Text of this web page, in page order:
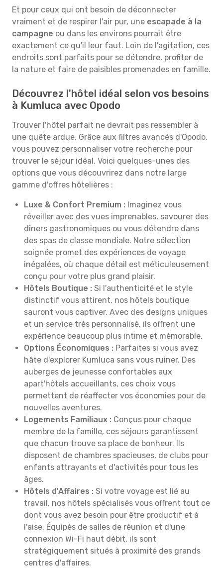
Et pour ceux qui ont besoin de déconnecter
vraiment et de respirer l'air pur, une escapade à la
campagne ou dans les environs pourrait être
exactement ce qu'il leur faut. Loin de l'agitation, ces
endroits sont parfaits pour se détendre, profiter de
la nature et faire de paisibles promenades en famille.
Découvrez l'hôtel idéal selon vos besoins
à Kumluca avec Opodo
Trouver l'hôtel parfait ne devrait pas ressembler à
une quête ardue. Grâce aux filtres avancés d'Opodo,
vous pouvez personnaliser votre recherche pour
trouver le séjour idéal. Voici quelques-unes des
options que vous découvrirez dans notre large
gamme d'offres hôtelières :
Luxe & Confort Premium : Imaginez vous
réveiller avec des vues imprenables, savourer des
dîners gastronomiques ou vous détendre dans
des spas de classe mondiale. Notre sélection
soignée promet des expériences de voyage
inégalées, où chaque détail est méticuleusement
conçu pour votre plus grand plaisir.
Hôtels Boutique : Si l'authenticité et le style
distinctif vous attirent, nos hôtels boutique
sauront vous captiver. Avec des designs uniques
et un service très personnalisé, ils offrent une
expérience beaucoup plus intime et mémorable.
Options Économiques : Parfaites si vous avez
hâte d'explorer Kumluca sans vous ruiner. Des
auberges de jeunesse confortables aux
apart'hôtels accueillants, ces choix vous
permettent de réaffecter vos économies pour de
nouvelles aventures.
Logements Familiaux : Conçus pour chaque
membre de la famille, ces séjours garantissent
que chacun trouve sa place de bonheur. Ils
disposent de chambres spacieuses, de clubs pour
enfants attrayants et d'activités pour tous les
âges.
Hôtels d'Affaires : Si votre voyage est lié au
travail, nos hôtels spécialisés vous offrent tout ce
dont vous avez besoin pour être productif et à
l'aise. Équipés de salles de réunion et d'une
connexion Wi-Fi haut débit, ils sont
stratégiquement situés à proximité des grands
centres d'affaires.